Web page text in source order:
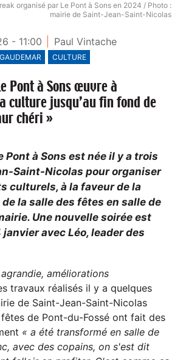
organisé par Le Pont à Sons en 2024 / Photo :
mairie de Saint-Jean-Saint-Nicolas
- 11:00 Paul Vintache
CULTURE
Pont à Sons œuvre à
culture jusqu’au fin fond de
chéri »
Pont à Sons est née il y a trois
Saint-Nicolas pour organiser
culturels, à la faveur de la
la salle des fêtes en salle de
Une nouvelle soirée est
avec Léo, leader des
améliorations
travaux réalisés il y a quelques
de Saint-Jean-Saint-Nicolas
de Pont-du-Fossé ont fait des
«a été transformé en salle de
avec des copains, on s'est dit